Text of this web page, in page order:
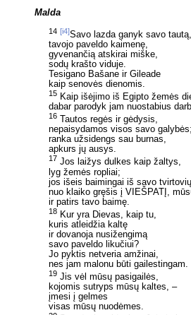
Malda
14 [i4]Savo lazda ganyk savo tautą,
tavojo paveldo kaimenę,
gyvenančią atskirai miške,
sodų krašto viduje.
Tesigano Bašane ir Gileade
kaip senovės dienomis.
15 Kaip išėjimo iš Egipto žemės
dabar parodyk jam nuostabius
16 Tautos regės ir gėdysis,
nepaisydamos visos savo
ranka užsidengs sau burnas,
apkurs jų ausys.
17 Jos laižys dulkes kaip žaltys,
lyg žemės ropliai;
jos išeis baimingai iš savo
nuo klaiko gręšis į VIEŠPATĮ,
ir patirs tavo baimę.
18 Kur yra Dievas, kaip tu,
kuris atleidžia kaltę
ir dovanoja nusižengimą
savo paveldo likučiui?
Jo pyktis netveria amžinai,
nes jam malonu būti gailestingam.
19 Jis vėl mūsų pasigailės,
kojomis sutryps mūsų kaltes, –
įmesi į gelmes
visas mūsų nuodėmes.